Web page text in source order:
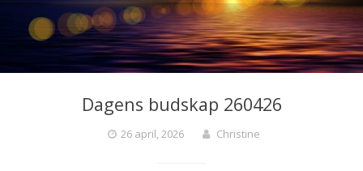
Dagens budskap 260426
26 april, 2026 Christine